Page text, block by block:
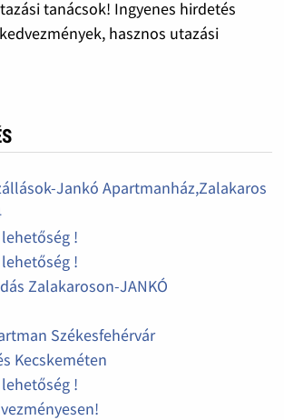
tanácsok! Ingyenes hirdetés
hasznos utazási
Jankó Apartmanház,Zalakaros
!
!
Zalakaroson-JANKÓ
Székesfehérvár
Kecskeméten
!